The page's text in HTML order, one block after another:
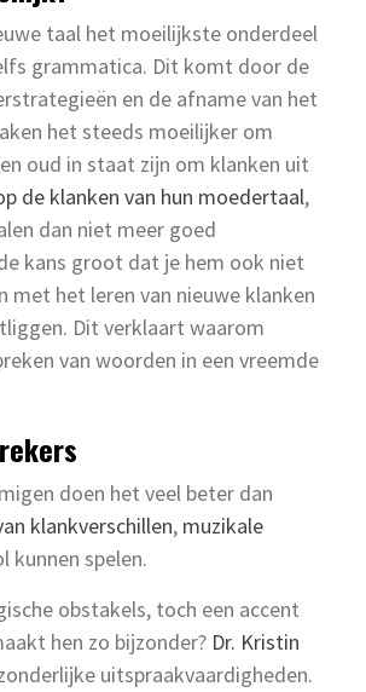
taal het moeilijkste onderdeel
grammatica. Dit komt door de
en de afname van het
het steeds moeilijker om
oud in staat zijn om klanken uit
de klanken van hun moedertaal,
dan niet meer goed
kans groot dat je hem ook niet
met het leren van nieuwe klanken
Dit verklaart waarom
van woorden in een vreemde
doen het veel beter dan
klankverschillen, muzikale
kunnen spelen.
obstakels, toch een accent
hen zo bijzonder? Dr. Kristin
uitspraakvaardigheden.